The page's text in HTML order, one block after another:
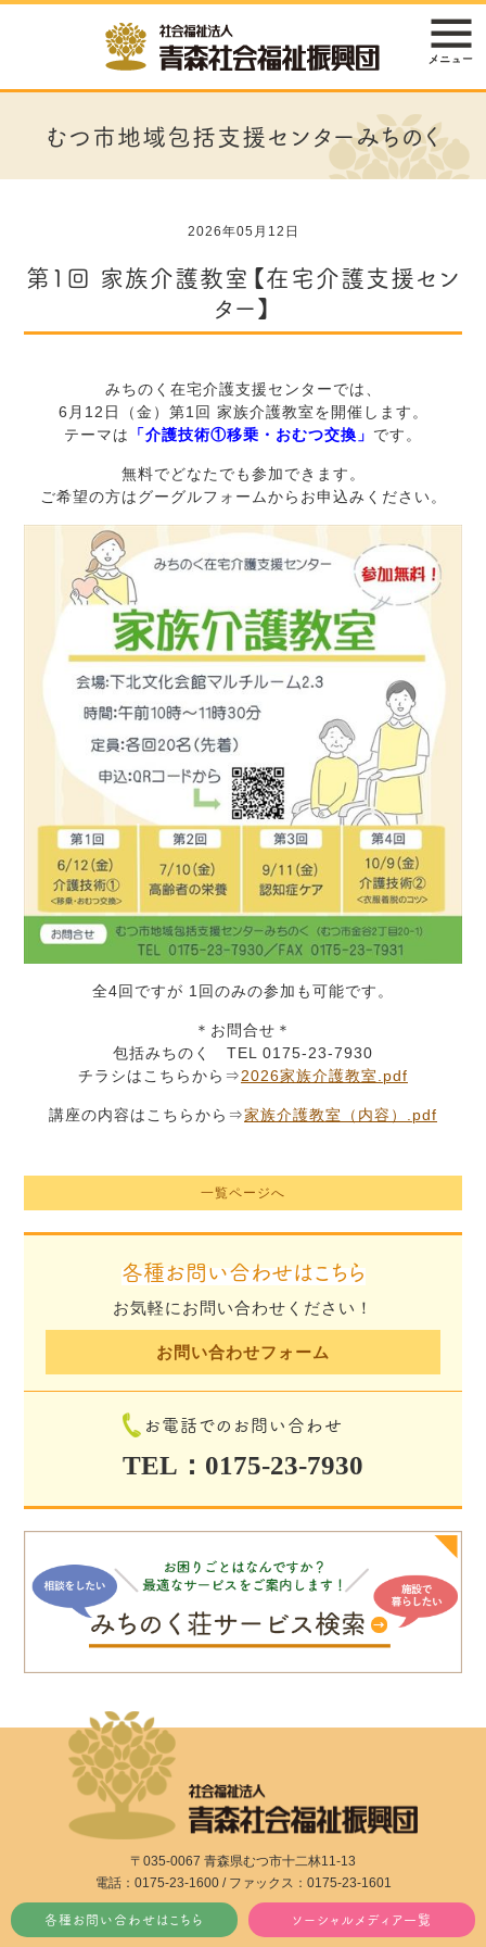
むつ市地域包括支援センターみちのく
2026年05月12日
第1回 家族介護教室【在宅介護支援セン
ター】
みちのく在宅介護支援センターでは、
6月12日（金）第1回 家族介護教室を開催します。
テーマは
「介護技術①移乗・おむつ交換」 です。
無料でどなたでも参加できます。
ご希望の方はグーグルフォームからお申込みください。
全4回ですが 1回のみの参加も可能です。
＊お問合せ＊
包括みちのく TEL 0175-23-7930
チラシはこちらから⇒2026家族介護教室.pdf
講座の内容はこちらから⇒家族介護教室（内容）.pdf
一覧ページへ
各種お問い合わせはこちら
お気軽にお問い合わせください！
お問い合わせフォーム
お電話でのお問い合わせ
TEL：0175-23-7930
〒035-0067 青森県むつ市十二林11-13
電話：0175-23-1600 / ファックス：0175-23-1601
各種お問い合わせはこちら ソーシャルメディア一覧